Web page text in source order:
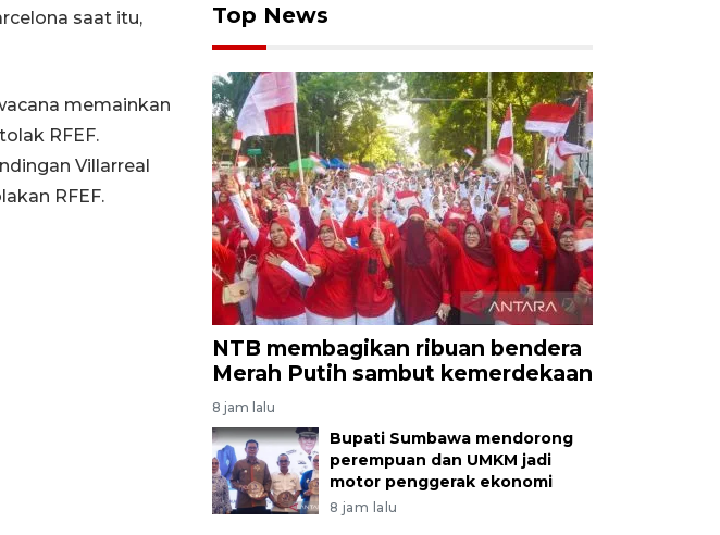
saat itu,
memainkan
RFEF.
Villarreal
RFEF.
Top News
NTB membagikan ribuan bendera
Merah Putih sambut kemerdekaan
8 jam lalu
Bupati Sumbawa mendorong
perempuan dan UMKM jadi
motor penggerak ekonomi
8 jam lalu